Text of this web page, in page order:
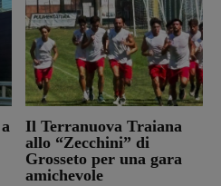
Il Terranuova Traiana
allo “Zecchini” di
Grosseto per una gara
amichevole